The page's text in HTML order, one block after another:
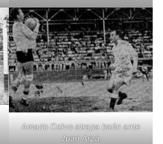
Amado Calvo atrapa baón ante
Juan Arza.